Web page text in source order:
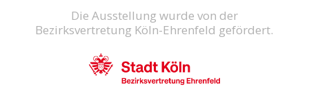
Die Ausstellung wurde von der
Bezirksvertretung Köln-Ehrenfeld gefördert.